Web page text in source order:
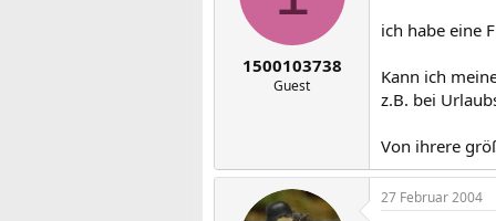
l
a
1500103738
Guest
ich habe eine
Kann ich
z.B. bei
Von ihrere
27 Februar 2004